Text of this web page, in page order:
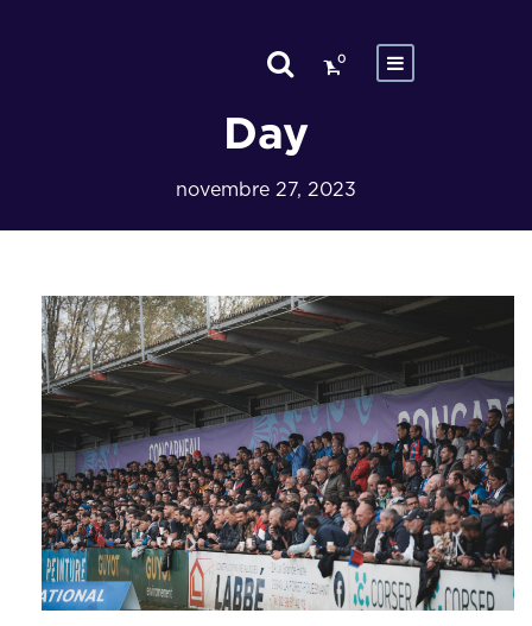
0
Day
novembre 27, 2023